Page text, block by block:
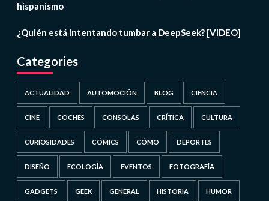
hispanismo
¿Quién está intentando tumbar a DeepSeek? [VIDEO]
Categories
ACTUALIDAD AUTOMOCIÓN BLOG CIENCIA
CINE COCHES CONSOLAS CRÍTICA CULTURA
CURIOSIDADES CÓMICS CÓMO DEPORTES
DISEÑO ECOLOGÍA EVENTOS FOTOGRAFÍA
GADGETS GEEK GENERAL HISTORIA HUMOR